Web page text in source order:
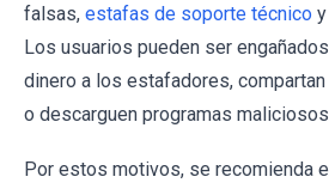
falsas, estafas de soporte técnico
Los usuarios pueden ser
dinero a los estafadores,
o descarguen programas
Por estos motivos, se recomienda